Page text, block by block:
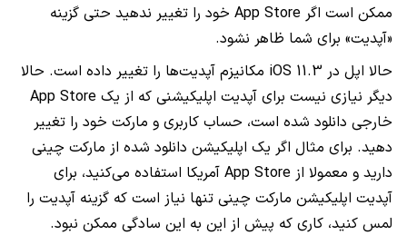
ممکن است اگر App Store خود را تغییر ندهید حتی گزینه
«آپدیت» برای شما ظاهر نشود.
حالا اپل در iOS 11.3 مکانیزم آپدیت‌ها را تغییر داده است. حالا
دیگر نیازی نیست برای آپدیت اپلیکیشنی که از یک App Store
خارجی دانلود شده است، حساب کاربری و مارکت خود را تغییر
دهید. برای مثال اگر یک اپلیکیشن دانلود شده از مارکت چینی
دارید و معمولا از App Store آمریکا استفاده می‌کنید، برای
آپدیت اپلیکیشن مارکت چینی تنها نیاز است که گزینه آپدیت را
لمس کنید، کاری که پیش از این به این سادگی ممکن نبود.